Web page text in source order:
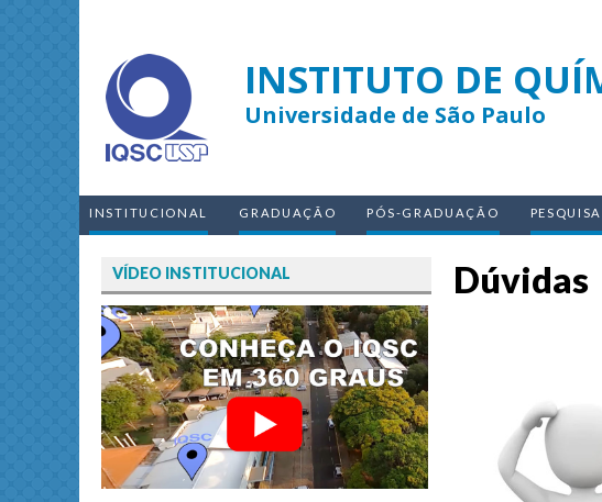
INSTITUTO DE
Universidade de São Paulo
INSTITUCIONAL GRADUAÇÃO PÓS-GRADUAÇÃO PESQUISA
Dúvidas
VÍDEO INSTITUCIONAL